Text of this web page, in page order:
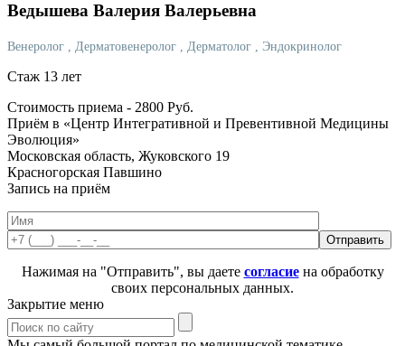
Ведышева Валерия Валерьевна
Венеролог , Дерматовенеролог , Дерматолог , Эндокринолог
Стаж 13 лет
Стоимость приема - 2800 Руб.
Приём в «Центр Интегративной и Превентивной Медицины
Эволюция»
Московская область, Жуковского 19
Красногорская Павшино
Запись на приём
Нажимая на "Отправить", вы даете согласиена обработку
своих персональных данных.
Закрытие меню